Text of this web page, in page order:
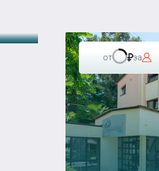
от за